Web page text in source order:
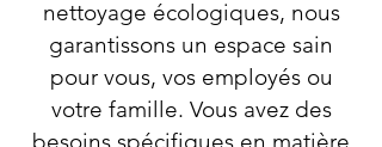
nettoyage écologiques, nous
garantissons un espace sain
pour vous, vos employés ou
votre famille. Vous avez des